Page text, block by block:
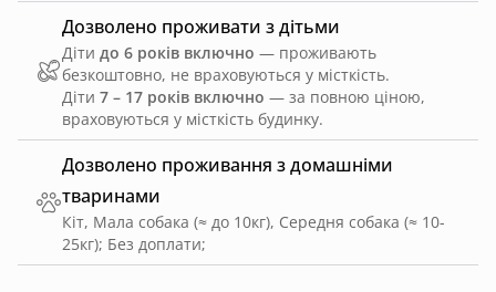
Дозволено проживання з домашніми
тваринами
Кіт, Мала собака (≈ до 10кг), Середня собака (≈ 10-
25кг); Без доплати;
Дозволено проживати з дітьми
Діти до 6 років включно — проживають
безкоштовно, не враховуються у місткість.
Діти 7 – 17 років включно — за повною ціною,
враховуються у місткість будинку.